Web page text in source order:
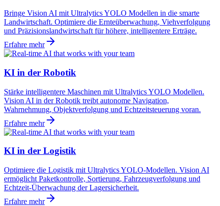
Bringe Vision AI mit Ultralytics YOLO Modellen in die smarte
Landwirtschaft. Optimiere die Ernteüberwachung, Viehverfolgung
und Präzisionslandwirtschaft für höhere, intelligentere Erträge.
Erfahre mehr
KI in der Robotik
Stärke intelligentere Maschinen mit Ultralytics YOLO Modellen.
Vision AI in der Robotik treibt autonome Navigation,
Wahrnehmung, Objektverfolgung und Echtzeitsteuerung voran.
Erfahre mehr
KI in der Logistik
Optimiere die Logistik mit Ultralytics YOLO-Modellen. Vision AI
ermöglicht Paketkontrolle, Sortierung, Fahrzeugverfolgung und
Echtzeit-Überwachung der Lagersicherheit.
Erfahre mehr